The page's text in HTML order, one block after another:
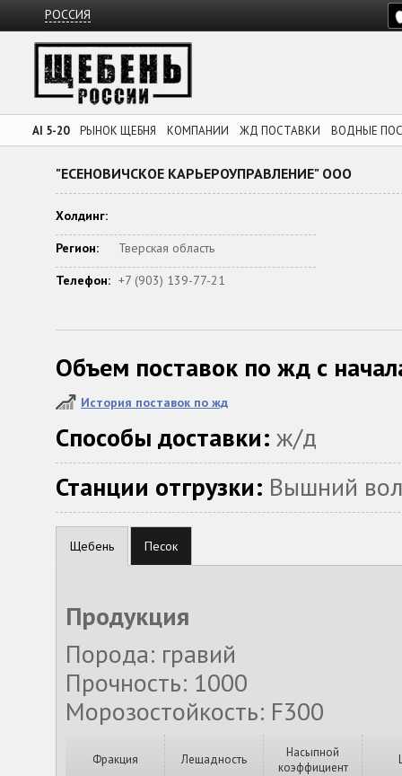
РОССИЯ
AI 5-20 РЫНОК ЩЕБНЯ КОМПАНИИ ЖД ПОСТАВКИ ВОДНЫЕ
"ЕСЕНОВИЧСКОЕ КАРЬЕРОУПРАВЛЕНИЕ" ООО
Холдинг:
Регион:
Тверская область
Телефон: +7 (903) 139-77-21
Объем поставок по жд с
История поставок по жд
Способы доставки: ж/д
Станции отгрузки: Вышний
Щебень Песок
Продукция
Порода: гравий
Прочность: 1000
Морозостойкость: F300
Фракция Лещадность
Насыпной
коэффициент